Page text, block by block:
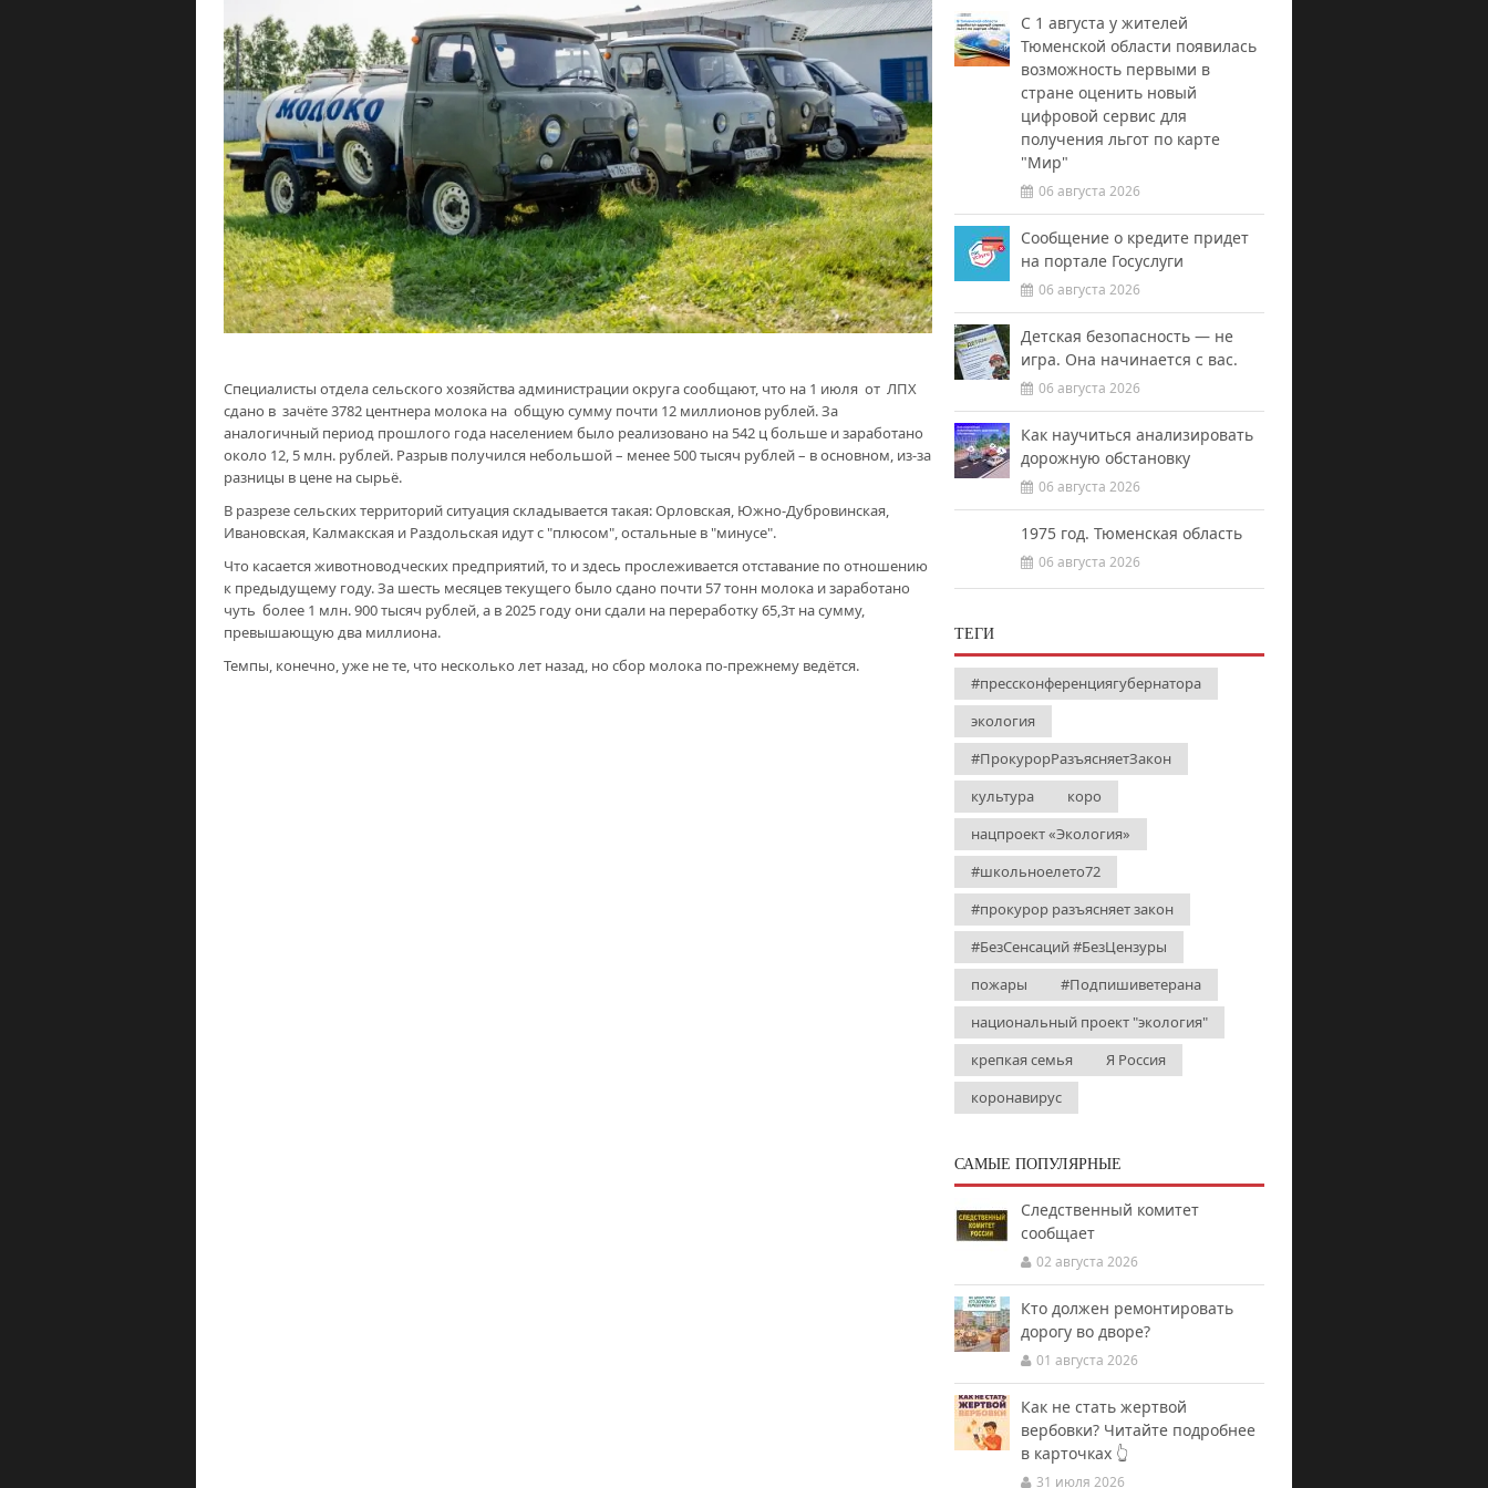
Специалисты отдела сельского хозяйства администрации округа сообщают, что на 1 июля от ЛПХ
сдано в зачёте 3782 центнера молока на общую сумму почти 12 миллионов рублей. За
аналогичный период прошлого года населением было реализовано на 542 ц больше и заработано
около 12, 5 млн. рублей. Разрыв получился небольшой – менее 500 тысяч рублей – в основном, из-за
разницы в цене на сырьё.
В разрезе сельских территорий ситуация складывается такая: Орловская, Южно-Дубровинская,
Ивановская, Калмакская и Раздольская идут с "плюсом", остальные в "минусе".
Что касается животноводческих предприятий, то и здесь прослеживается отставание по отношению
к предыдущему году. За шесть месяцев текущего было сдано почти 57 тонн молока и заработано
чуть более 1 млн. 900 тысяч рублей, а в 2025 году они сдали на переработку 65,3т на сумму,
превышающую два миллиона.
Темпы, конечно, уже не те, что несколько лет назад, но сбор молока по-прежнему ведётся.
С 1 августа у жителей
Тюменской области появилась
возможность первыми в
стране оценить новый
цифровой сервис для
получения льгот по карте
"Мир"
06 августа 2026
Сообщение о кредите придет
на портале Госуслуги
06 августа 2026
Детская безопасность — не
игра. Она начинается с вас.
06 августа 2026
Как научиться анализировать
дорожную обстановку
06 августа 2026
1975 год. Тюменская область
06 августа 2026
ТЕГИ
#прессконференциягубернатора
экология
#ПрокурорРазъясняетЗакон
культура
коро
нацпроект «Экология»
#школьноелето72
#прокурор разъясняет закон
#БезСенсаций #БезЦензуры
пожары
#Подпишиветерана
национальный проект "экология"
крепкая семья
Я Россия
коронавирус
САМЫЕ ПОПУЛЯРНЫЕ
Следственный комитет
сообщает
02 августа 2026
Кто должен ремонтировать
дорогу во дворе?
01 августа 2026
Как не стать жертвой
вербовки? Читайте подробнее
в карточках 👆
31 июля 2026